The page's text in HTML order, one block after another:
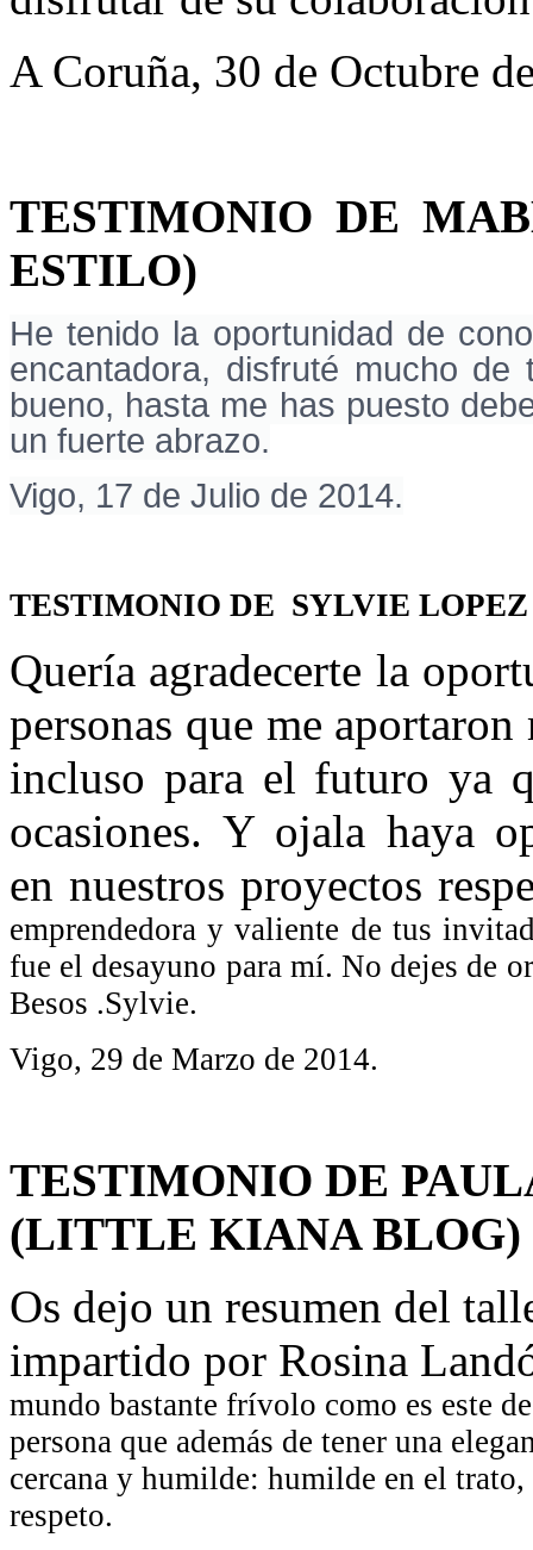
A Coruña, 30 de Octubre
TESTIMONIO DE
ESTILO)
He tenido la oportunidad de
encantadora, disfruté mucho
bueno, hasta me has puesto
un fuerte abrazo.
Vigo, 17 de Julio de 2014.
TESTIMONIO DE SYLVIE LOPEZ
Quería agradecerte la
personas que me
incluso para el futuro ya
ocasiones. Y ojala haya
en nuestros proyectos
emprendedora y valiente de tus
fue el desayuno para mí. No dejes de
Besos .Sylvie.
Vigo, 29 de Marzo de 2014.
TESTIMONIO DE
(LITTLE KIANA BLOG)
Os dejo un resumen del
impartido por Rosina
mundo bastante frívolo como es este
persona que además de tener una
cercana y humilde: humilde en el
respeto.